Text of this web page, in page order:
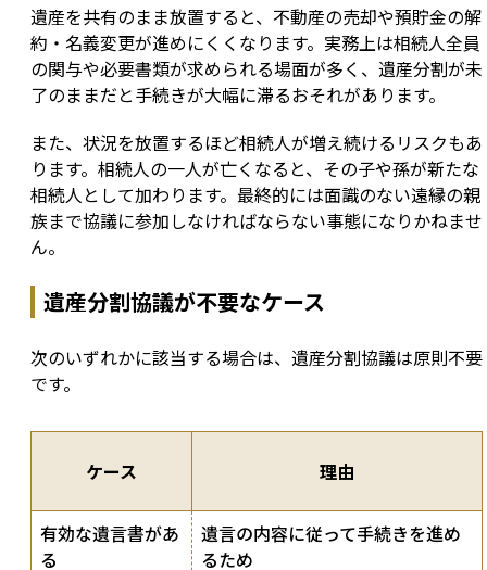
遺産を共有のまま放置すると、不動産の売却や預貯金の解
約・名義変更が進めにくくなります。実務上は相続人全員
の関与や必要書類が求められる場面が多く、遺産分割が未
了のままだと手続きが大幅に滞るおそれがあります。
また、状況を放置するほど相続人が増え続けるリスクもあ
ります。相続人の一人が亡くなると、その子や孫が新たな
相続人として加わります。最終的には面識のない遠縁の親
族まで協議に参加しなければならない事態になりかねませ
ん。
遺産分割協議が不要なケース
次のいずれかに該当する場合は、遺産分割協議は原則不要
です。
ケース 理由
有効な遺言書があ
る
遺言の内容に従って手続きを進め
るため